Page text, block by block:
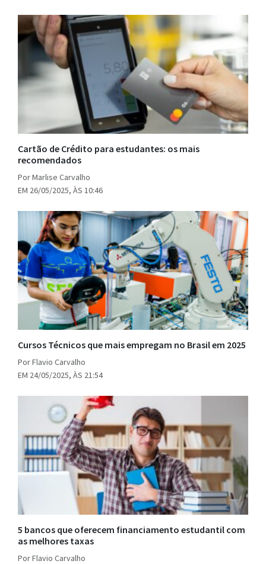
Cartão de Crédito para estudantes: os mais
recomendados
Por Marlise Carvalho
EM 26/05/2025, ÀS 10:46
Cursos Técnicos que mais empregam no Brasil em 2025
Por Flavio Carvalho
EM 24/05/2025, ÀS 21:54
5 bancos que oferecem financiamento estudantil com
as melhores taxas
Por Flavio Carvalho